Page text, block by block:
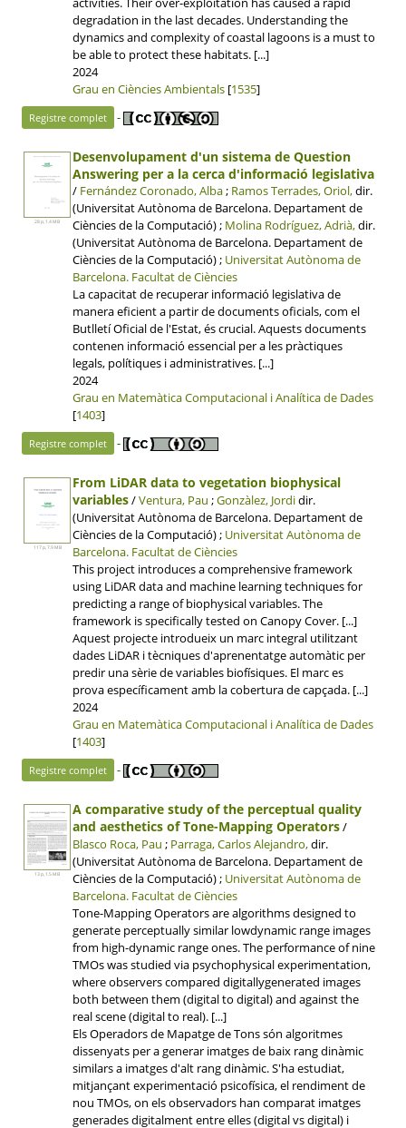
degradation in the last decades. Understanding the
dynamics and complexity of coastal lagoons is a must to
be able to protect these habitats. [...]
2024
Grau en Ciències Ambientals [1535]
Registre complet -
28 p, 1.4 MB
Desenvolupament d'un sistema de Question
Answering per a la cerca d'informació legislativa
/ Fernández Coronado, Alba; Ramos Terrades, Oriol,dir.
(Universitat Autònoma de Barcelona. Departament de
Ciències de la Computació) ; Molina Rodríguez, Adrià,dir.
(Universitat Autònoma de Barcelona. Departament de
Ciències de la Computació) ; Universitat Autònoma de
Barcelona. Facultat de Ciències
La capacitat de recuperar informació legislativa de
manera eficient a partir de documents oficials, com el
Butlletí Oficial de l'Estat, és crucial. Aquests documents
contenen informació essencial per a les pràctiques
legals, polítiques i administratives. [...]
2024
Grau en Matemàtica Computacional i Analítica de Dades
[1403]
Registre complet -
117 p, 7.9 MB
From LiDAR data to vegetation biophysical
variables/Ventura, Pau ;Gonzàlez, Jordidir.
(Universitat Autònoma de Barcelona. Departament de
Ciències de la Computació) ; Universitat Autònoma de
Barcelona. Facultat de Ciències
This project introduces a comprehensive framework
using LiDAR data and machine learning techniques for
predicting a range of biophysical variables. The
framework is specifically tested on Canopy Cover. [...]
Aquest projecte introdueix un marc integral utilitzant
dades LiDAR i tècniques d'aprenentatge automàtic per
predir una sèrie de variables biofísiques. El marc es
prova específicament amb la cobertura de capçada. [...]
2024
Grau en Matemàtica Computacional i Analítica de Dades
[1403]
Registre complet -
13 p, 1.5 MB
A comparative study of the perceptual quality
and aesthetics of Tone-Mapping Operators/
Blasco Roca, Pau ; Parraga, Carlos Alejandro,dir.
(Universitat Autònoma de Barcelona. Departament de
Ciències de la Computació) ; Universitat Autònoma de
Barcelona. Facultat de Ciències
Tone-Mapping Operators are algorithms designed to
generate perceptually similar lowdynamic range images
from high-dynamic range ones. The performance of nine
TMOs was studied via psychophysical experimentation,
where observers compared digitallygenerated images
both between them (digital to digital) and against the
real scene (digital to real). [...]
Els Operadors de Mapatge de Tons són algoritmes
dissenyats per a generar imatges de baix rang dinàmic
similars a imatges d'alt rang dinàmic. S'ha estudiat,
mitjançant experimentació psicofísica, el rendiment de
nou TMOs, on els observadors han comparat imatges
generades digitalment entre elles (digital vs digital) i